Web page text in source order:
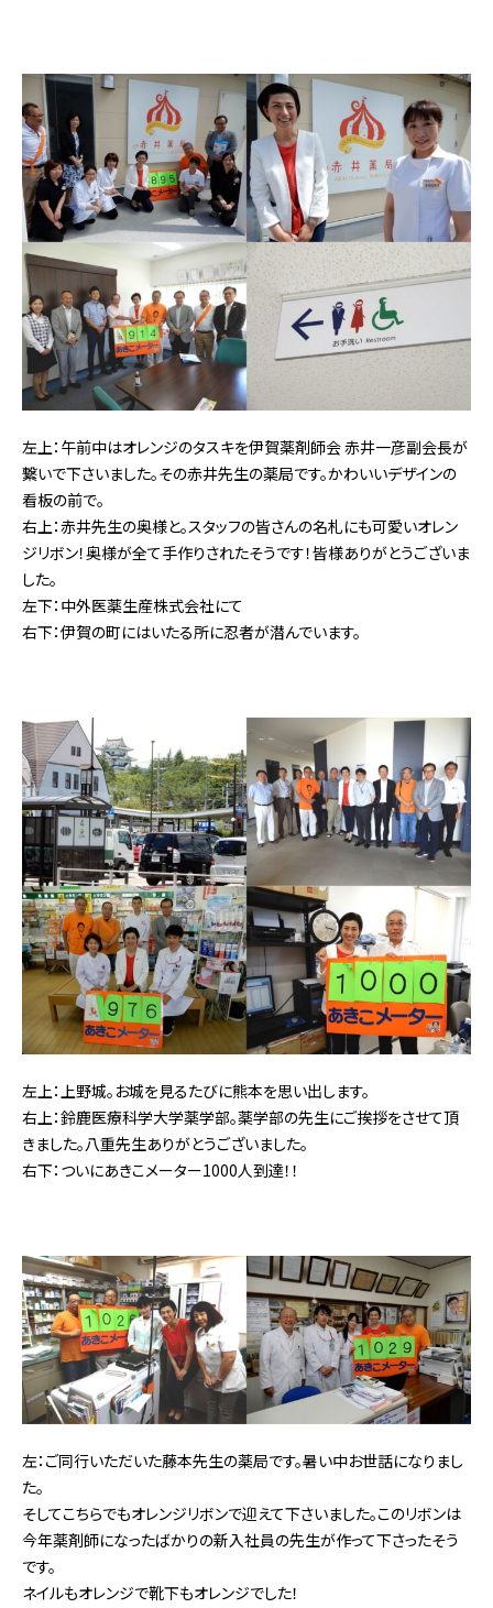
左上：午前中はオレンジのタスキを伊賀薬剤師会 赤井一彦副会長が
繋いで下さいました。その赤井先生の薬局です。かわいいデザインの
看板の前で。
右上：赤井先生の奥様と。スタッフの皆さんの名札にも可愛いオレン
ジリボン！奥様が全て手作りされたそうです！皆様ありがとうございま
した。
左下：中外医薬生産株式会社にて
右下：伊賀の町にはいたる所に忍者が潜んでいます。
左上：上野城。お城を見るたびに熊本を思い出します。
右上：鈴鹿医療科学大学薬学部。薬学部の先生にご挨拶をさせて頂
きました。八重先生ありがとうございました。
右下：ついにあきこメーター1000人到達！！
左：ご同行いただいた藤本先生の薬局です。暑い中お世話になりまし
た。
そしてこちらでもオレンジリボンで迎えて下さいました。このリボンは
今年薬剤師になったばかりの新入社員の先生が作って下さったそう
です。
ネイルもオレンジで靴下もオレンジでした！